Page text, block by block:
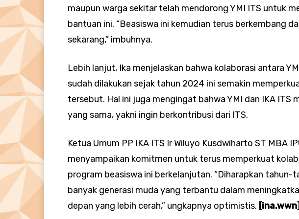
maupun warga sekitar telah mendorong YMI ITS untuk
bantuan ini. “Beasiswa ini kemudian terus berkembang
sekarang,” imbuhnya.
Lebih lanjut, Ika menjelaskan bahwa kolaborasi antara
sudah dilakukan sejak tahun 2024 ini semakin
tersebut. Hal ini juga mengingat bahwa YMI dan IKA ITS
yang sama, yakni ingin berkontribusi dari ITS.
Ketua Umum PP IKA ITS Ir Wiluyo Kusdwiharto ST MBA
menyampaikan komitmen untuk terus memperkuat
program beasiswa ini berkelanjutan. “Diharapkan tahun-
banyak generasi muda yang terbantu dalam
depan yang lebih cerah,” ungkapnya optimistis. [ina.wwn]